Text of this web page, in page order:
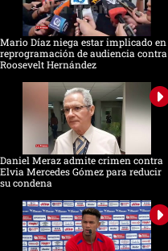
Mario Díaz niega estar implicado en
reprogramación de audiencia contra
Roosevelt Hernández
Daniel Meraz admite crimen contra
Elvia Mercedes Gómez para reducir
su condena